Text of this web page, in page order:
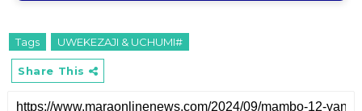
Tags UWEKEZAJI & UCHUMI#
Share This